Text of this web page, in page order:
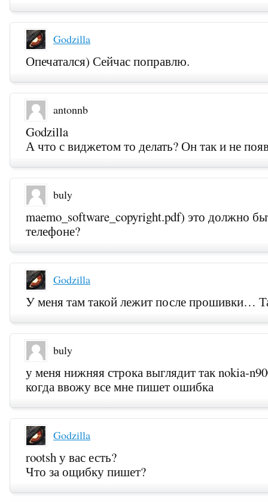
Godzilla
Опечатался) Сейчас поправлю.
antonnb
Godzilla
А что с виджетом то делать? Он так и не
buly
maemo_software_copyright.pdf) это должно
телефоне?
Godzilla
У меня там такой лежит после прошивки…
buly
у меня нижняя строка выглядит так nokia-
когда ввожу все мне пишет ошибка
Godzilla
rootsh у вас есть?
Что за ощибку пишет?